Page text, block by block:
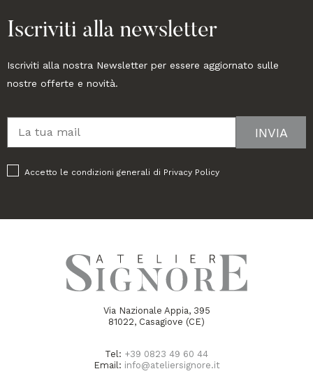
Iscriviti alla newsletter
Iscriviti alla nostra Newsletter per essere aggiornato sulle
nostre offerte e novità.
Accetto le condizioni generali di Privacy Policy
Via Nazionale Appia, 395
81022, Casagiove (CE)
Tel: +39 0823 49 60 44
Email: info@ateliersignore.it